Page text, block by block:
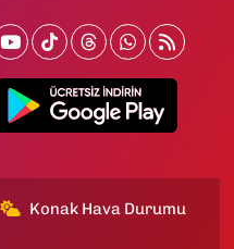
Konak Hava Durumu